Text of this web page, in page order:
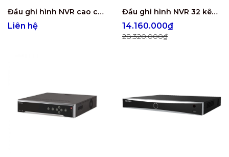
Đầu ghi hình NVR cao cấp 32 kênh - 8 ổ cứng DS-8632NXI-K8
Liên hệ
Đầu ghi hình NVR 32 kênh - 4 ổ cứng DS-7732NI-M4/16P
14.160.000₫
28.320.000₫